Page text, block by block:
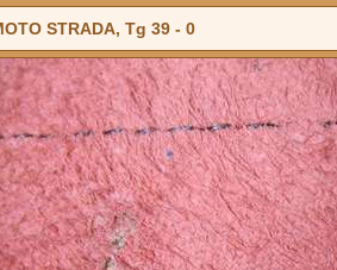
STRADA, Tg 39 - 0